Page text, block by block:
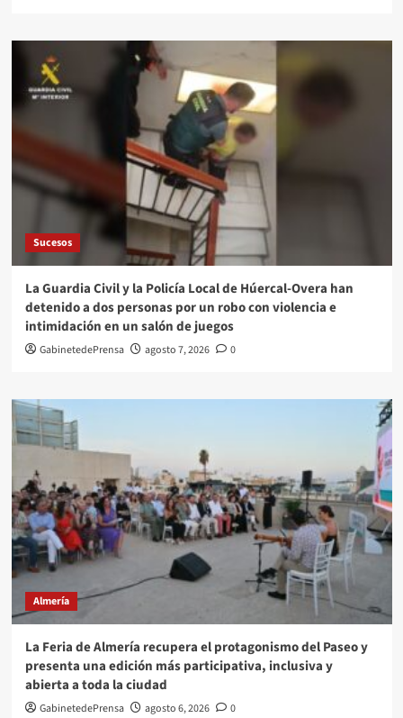
Sucesos
La Guardia Civil y la Policía Local de Húercal-Overa han
detenido a dos personas por un robo con violencia e
intimidación en un salón de juegos
GabinetedePrensa agosto 7, 2026 0
Almería
La Feria de Almería recupera el protagonismo del Paseo y
presenta una edición más participativa, inclusiva y
abierta a toda la ciudad
GabinetedePrensa agosto 6, 2026 0